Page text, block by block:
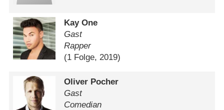
Kay One
Gast
Rapper
(1 Folge, 2019)
Oliver Pocher
Gast
Comedian